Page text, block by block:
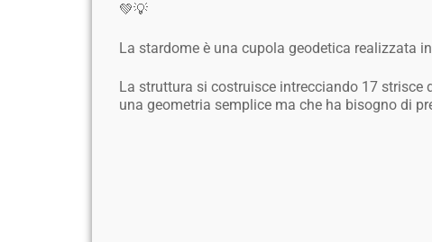
💚💡
La stardome è una cupola geodetica realizzata
La struttura si costruisce intrecciando 17
una geometria semplice ma che ha bisogno di